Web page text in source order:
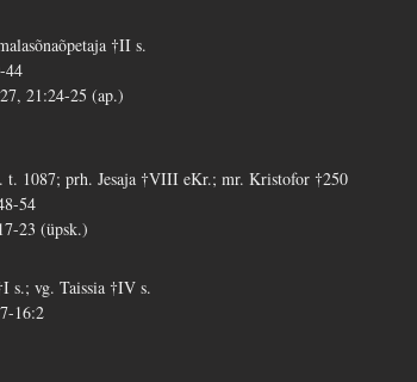
†II s.
44
21:24-25 (ap.)
t. 1087; prh. Jesaja †VIII eKr.; mr. Kristofor †250
54
23 (üpsk.)
s.; vg. Taissia †IV s.
16:2